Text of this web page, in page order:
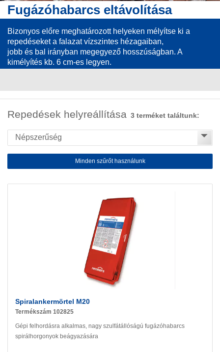
eltávolítása
előre meghatározott helyeken mélyítse ki a
a falazat vízszintes hézagaiban,
irányban megegyező hosszúságban. A
kb. 6 cm-es legyen.
Repedések helyreállítása 3 terméket találtunk:
Minden szűrőt használunk
Spiralankermörtel M20
Termékszám 102825
Gépi felhordásra alkalmas, nagy szulfátállóságú fugázóhabarcs
spirálhorgonyok beágyazására